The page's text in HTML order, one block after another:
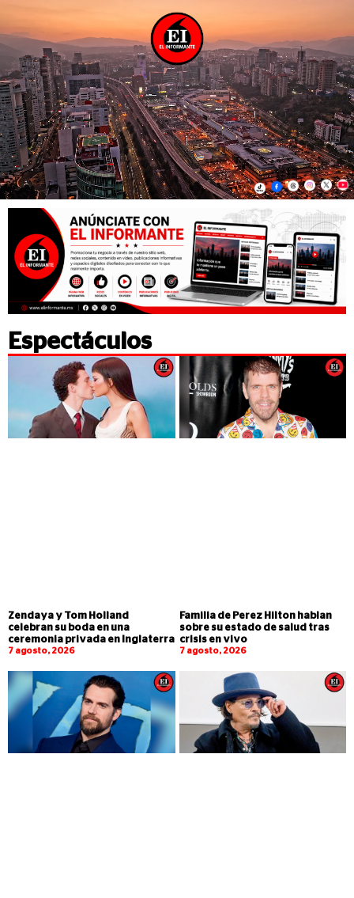
Espectáculos
Zendaya y Tom Holland
celebran su boda en una
ceremonia privada en Inglaterra
7 agosto, 2026
Familia de Perez Hilton hablan
sobre su estado de salud tras
crisis en vivo
7 agosto, 2026